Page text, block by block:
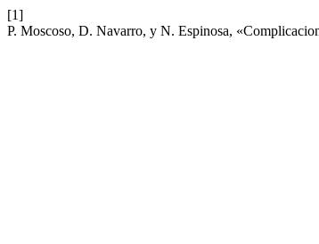
[1]
P. Moscoso, D. Navarro, y N. Espinosa,